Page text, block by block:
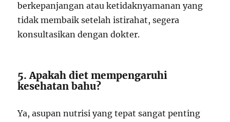
berkepanjangan atau ketidaknyamanan yang
tidak membaik setelah istirahat, segera
konsultasikan dengan dokter.
5. Apakah diet mempengaruhi
kesehatan bahu?
Ya, asupan nutrisi yang tepat sangat penting